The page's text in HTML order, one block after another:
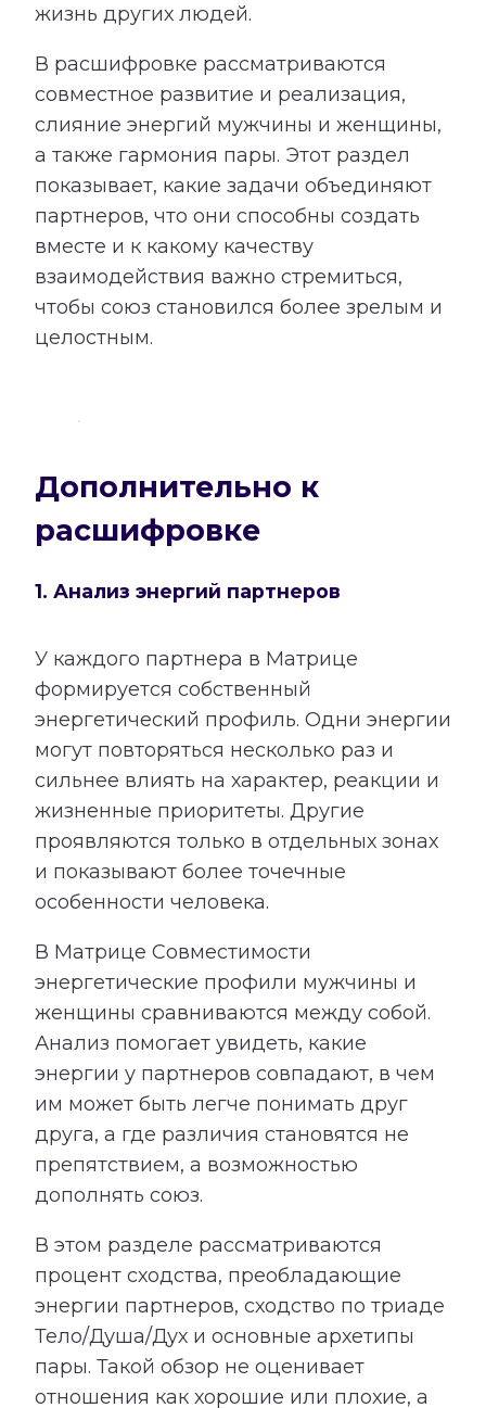
жизнь других людей.
В расшифровке рассматриваются
совместное развитие и реализация,
слияние энергий мужчины и женщины,
а также гармония пары. Этот раздел
показывает, какие задачи объединяют
партнеров, что они способны создать
вместе и к какому качеству
взаимодействия важно стремиться,
чтобы союз становился более зрелым и
целостным.
Дополнительно к
расшифровке
1. Анализ энергий партнеров
У каждого партнера в Матрице
формируется собственный
энергетический профиль. Одни энергии
могут повторяться несколько раз и
сильнее влиять на характер, реакции и
жизненные приоритеты. Другие
проявляются только в отдельных зонах
и показывают более точечные
особенности человека.
В Матрице Совместимости
энергетические профили мужчины и
женщины сравниваются между собой.
Анализ помогает увидеть, какие
энергии у партнеров совпадают, в чем
им может быть легче понимать друг
друга, а где различия становятся не
препятствием, а возможностью
дополнять союз.
В этом разделе рассматриваются
процент сходства, преобладающие
энергии партнеров, сходство по триаде
Тело/Душа/Дух и основные архетипы
пары. Такой обзор не оценивает
отношения как хорошие или плохие, а